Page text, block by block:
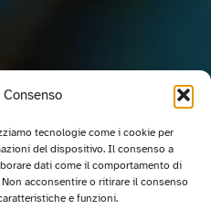
tecnologie come i cookie per
del dispositivo. Il consenso a
dati come il comportamento di
acconsentire o ritirare il consenso
e funzioni.